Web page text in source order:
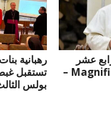
رهبانية
تستقبل
بولس
عشر
«Magnifica Humanitas –